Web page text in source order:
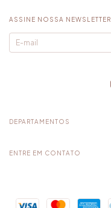
ASSINE NOSSA NEWSLETTER
DEPARTAMENTOS
ENTRE EM CONTATO